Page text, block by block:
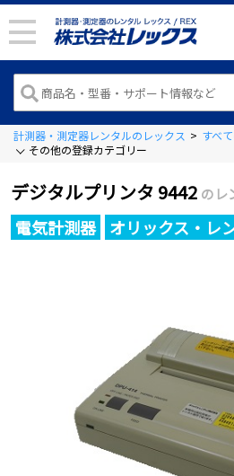
計測器・測定器レンタルのレックス > すべ
その他の登録カテゴリー
デジタルプリンタ 9442 のレ
電気計測器 オリックス・レ